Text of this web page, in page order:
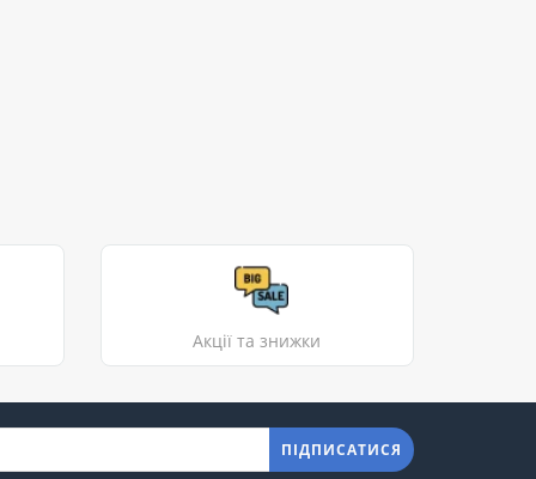
Акції та знижки
ПІДПИСАТИСЯ